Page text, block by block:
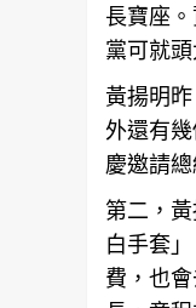
長寶座
黨可就頭
黃揚明
外還有
慶邀請
第二，
白手套
費，也